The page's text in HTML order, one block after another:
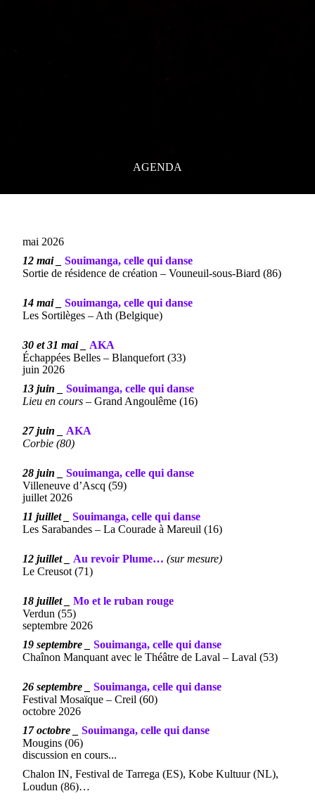
AGENDA
mai 2026
12 mai _
Souimanga, celle qui danse
Sortie de résidence de création – Vouneuil-sous-Biard (86)
14 mai _
Souimanga, celle qui danse
Les Sortilèges – Ath (Belgique)
30 et 31 mai _ AKA
Échappées Belles – Blanquefort (33)
juin 2026
13 juin _Souimanga, celle qui danse
Lieu en cours –Grand Angoulême (16)
27 juin _ AKA
Corbie (80)
28 juin _
Souimanga, celle qui danse
Villeneuve d’Ascq (59)
juillet 2026
11 juillet _
Souimanga, celle qui danse
Les Sarabandes –La Courade à Mareuil (16)
12 juillet _ Au revoir Plume…(sur mesure)
Le Creusot (71)
18 juillet _Mo et le ruban rouge
Verdun (55)
septembre 2026
19 septembre _Souimanga, celle qui danse
Chaînon Manquant avec le Théâtre de Laval – Laval (53)
26 septembre _Souimanga, celle qui danse
Festival Mosaïque–Creil (60)
octobre 2026
17 octobre _
Souimanga, celle qui danse
Mougins (06)
discussion en cours...
Chalon IN, Festival de Tarrega (ES), Kobe Kultuur (NL),
Loudun (86)…